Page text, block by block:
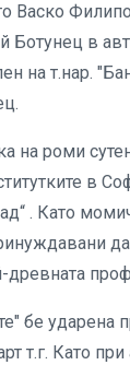
Васко
Ботунец в
на т.нар.
на роми
в
. Като
да
древната
бе ударена
т.г. Като при